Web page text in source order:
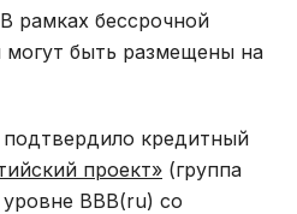
рамках бессрочной
быть размещены на
кредитный
проект» (группа
BBB(ru) со